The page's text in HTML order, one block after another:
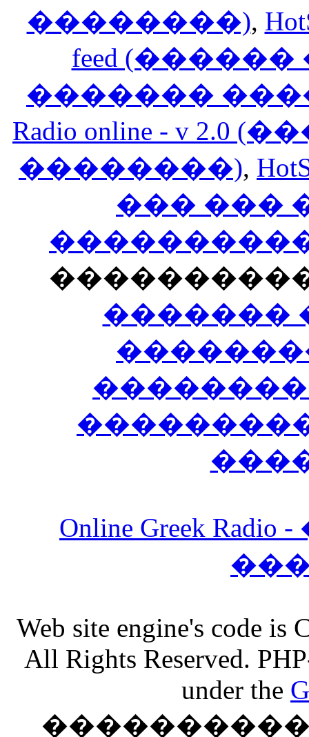
��������),
feed
�������
Radio online - v
��������),
��� ���
�������
Online Greek
Web site engine's code
All Rights Reserved.
under the
����������